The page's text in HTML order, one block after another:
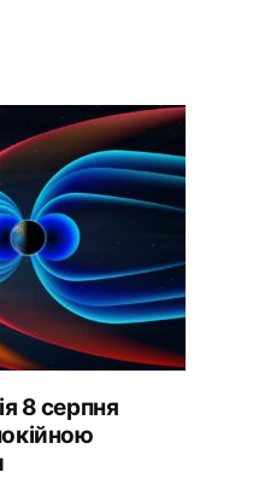
8 серпня